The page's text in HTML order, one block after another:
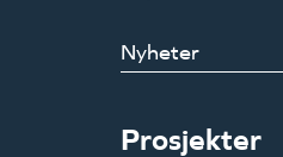
Nyheter
Prosjekter